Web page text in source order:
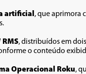
artificial , que aprimora
RMS, distribuídos em
o conteúdo
Operacional Roku